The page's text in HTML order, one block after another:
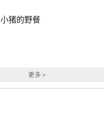
小猪的野餐
更多 >